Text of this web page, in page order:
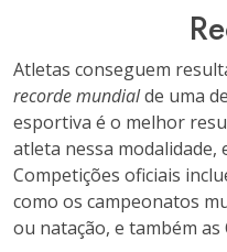
Atletas conseguem
recorde mundialde uma
esportiva é o melhor
atleta nessa modalidade,
Competições oficiais
como os campeonatos
ou natação, e também as